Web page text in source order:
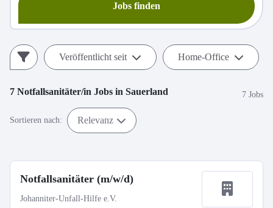
Jobs finden
Veröffentlicht seit Home-Office
7 Notfallsanitäter/in Jobs in Sauerland 7 Jobs
Sortieren nach: Relevanz
Notfallsanitäter (m/w/d)
Johanniter-Unfall-Hilfe e.V.